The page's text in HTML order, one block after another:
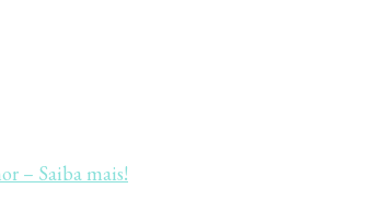
– Saiba mais!